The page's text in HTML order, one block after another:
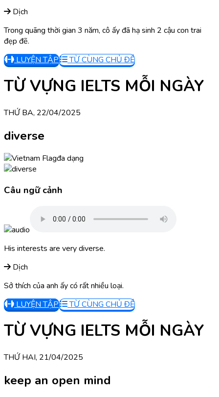
Dịch
Trong quãng thời gian 3 năm, cô ấy đã hạ sinh 2 cậu con trai
đẹp đẽ.
LUYỆN TẬP
TỪ CÙNG CHỦ ĐỀ
TỪ VỰNG IELTS MỖI NGÀY
THỨ BA, 22/04/2025
diverse
đa dạng
Câu ngữ cảnh
His interests are very diverse.
Dịch
Sở thích của anh ấy có rất nhiều loại.
LUYỆN TẬP
TỪ CÙNG CHỦ ĐỀ
TỪ VỰNG IELTS MỖI NGÀY
THỨ HAI, 21/04/2025
keep an open mind